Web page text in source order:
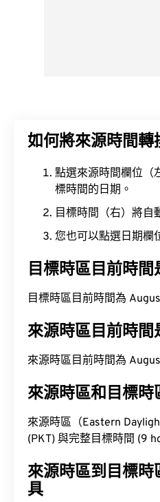
如何將來源時間轉
點選來源時間欄位（
標時間的日期。
目標時間（右）將自
您也可以點選日期欄
目標時區目前時間
目標時區目前時間為
來源時區目前時間
來源時區目前時間為
來源時區和目標時
來源時區（Eastern
(PKT) 與完整目標時間 (9
來源時區到目標
具